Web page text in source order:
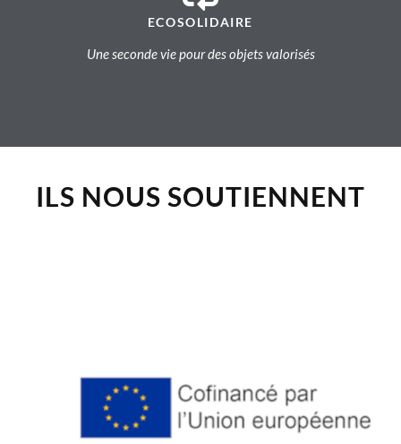
ECOSOLIDAIRE
Une seconde vie pour des objets valorisés
ILS NOUS SOUTIENNENT